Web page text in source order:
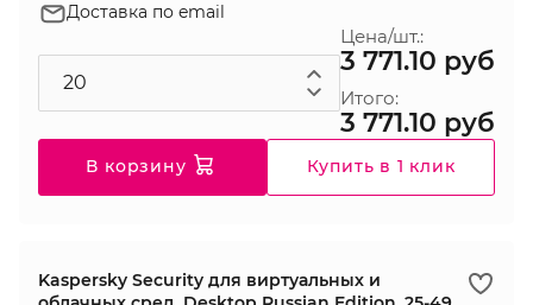
Доставка по email
Цена/шт.:
3 771.10 руб
Итого:
3 771.10 руб
В корзину Купить в 1 клик
Kaspersky Security для виртуальных и